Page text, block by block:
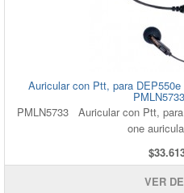
Auricular con Ptt, para
PMLN5733 Auricular con Ptt,
one
VER